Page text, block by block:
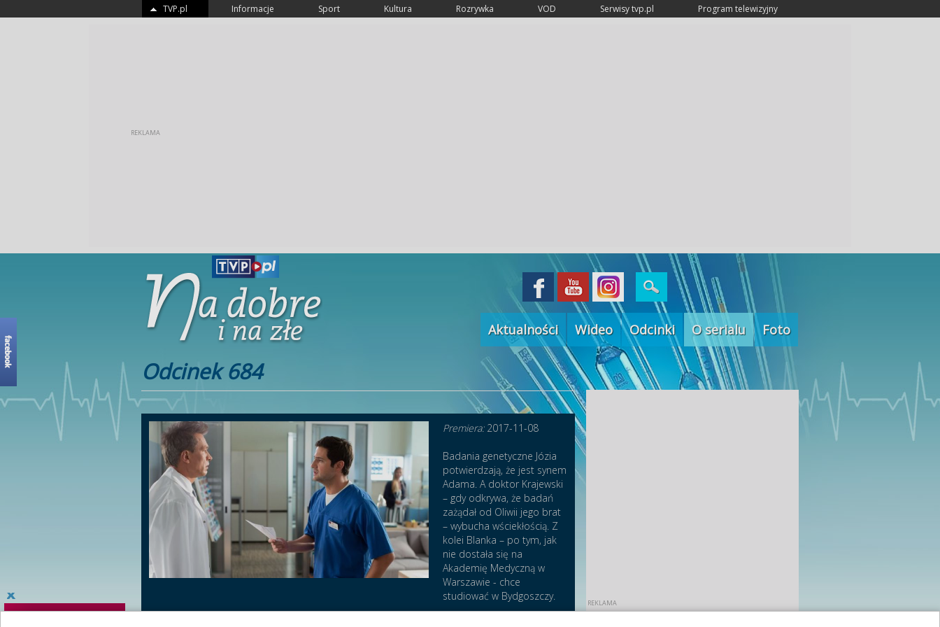
TVP.pl Informacje Sport Kultura Rozrywka VOD Serwisy tvp.pl Program telewizyjny
Aktualności Wideo Odcinki O serialu Foto
Odcinek 684
Premiera: 2017-11-08
Badania genetyczne Józia
potwierdzają, że jest synem
Adama. A doktor Krajewski
– gdy odkrywa, że badań
zażądał od Oliwii jego brat
– wybucha wściekłością. Z
kolei Blanka – po tym, jak
nie dostała się na
Akademię Medyczną w
Warszawie - chce
studiować w Bydgoszczy.